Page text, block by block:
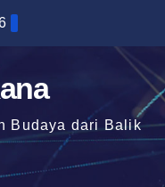
Budaya dari Balik